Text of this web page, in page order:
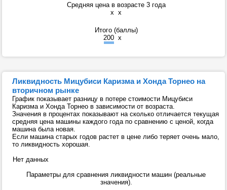
Средняя цена в возрасте 3 года
x x
Итого (баллы)
200 x
Ликвидность Мицубиси Каризма и Хонда Торнео на
вторичном рынке
График показывает разницу в потере стоимости Мицубиси
Каризма и Хонда Торнео в зависимости от возраста.
Значения в процентах показывают на сколько отличается текущая
средняя цена машины каждого года по сравнению с ценой, когда
машина была новая.
Если машина старых годов растет в цене либо теряет очень мало,
то ликвидность хорошая.
Нет данных
Параметры для сравнения ликвидности машин (реальные
значения).